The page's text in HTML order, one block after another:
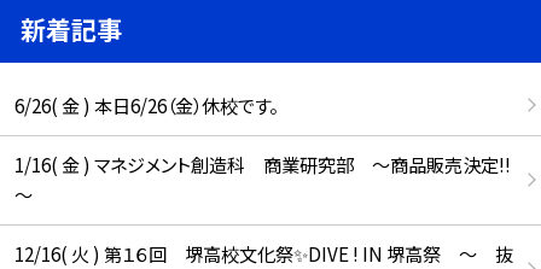
新着記事
6/26( 金 ) 本日6/26（金）休校です。
1/16( 金 ) マネジメント創造科 商業研究部 ～商品販売決定!!
～
12/16( 火 ) 第１６回 堺高校文化祭✨DIVE ! IN 堺高祭 ～ 抜